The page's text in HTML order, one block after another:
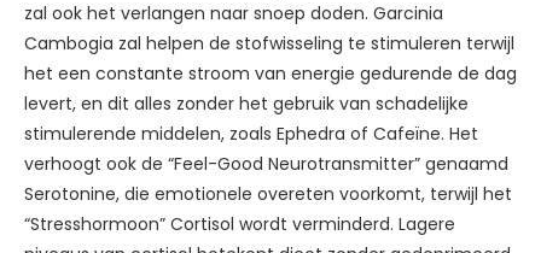
zal ook het verlangen naar snoep doden. Garcinia
Cambogia zal helpen de stofwisseling te stimuleren terwijl
het een constante stroom van energie gedurende de dag
levert, en dit alles zonder het gebruik van schadelijke
stimulerende middelen, zoals Ephedra of Cafeïne. Het
verhoogt ook de “Feel-Good Neurotransmitter” genaamd
Serotonine, die emotionele overeten voorkomt, terwijl het
“Stresshormoon” Cortisol wordt verminderd. Lagere